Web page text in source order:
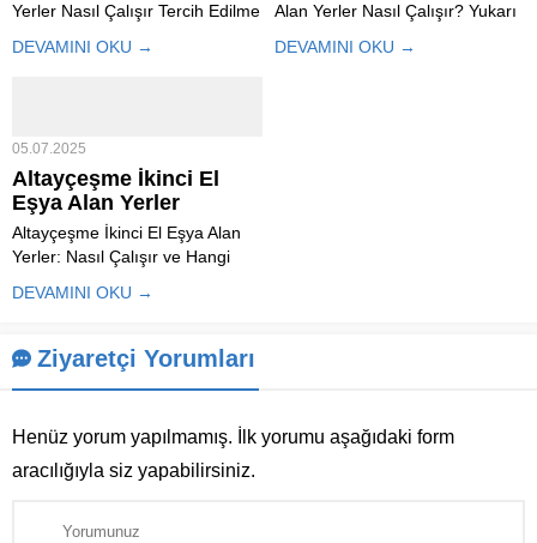
Yerler Nasıl Çalışır Tercih Edilme
Ev Eşyaları Nelerdir Bahçeköy
sayesinde oldukça popüler...
DEVAMINI OKU →
Alan Yerler Nasıl Çalışır? Yukarı
gelişen ve yoğun nüfuslu
DEVAMINI OKU →
05.07.2025
Altayçeşme İkinci El
Eşya Alan Yerler
Altayçeşme İkinci El Eşya Alan
Yerler: Nasıl Çalışır ve Hangi
El Eşya Alan Yerler, İstanbul’un
semtlerinden biri olup, pek çok
farklı ihtiyaca hizmet veren ikinci
DEVAMINI OKU →
Ziyaretçi Yorumları
Henüz yorum yapılmamış. İlk yorumu aşağıdaki form
aracılığıyla siz yapabilirsiniz.